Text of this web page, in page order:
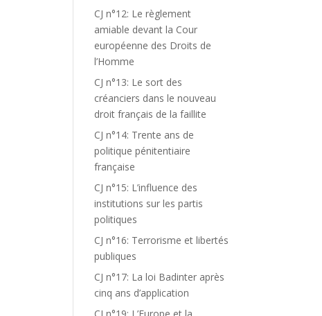
CJ n°12: Le règlement
amiable devant la Cour
européenne des Droits de
l’Homme
CJ n°13: Le sort des
créanciers dans le nouveau
droit français de la faillite
CJ n°14: Trente ans de
politique pénitentiaire
française
CJ n°15: L’influence des
institutions sur les partis
politiques
CJ n°16: Terrorisme et libertés
publiques
CJ n°17: La loi Badinter après
cinq ans d’application